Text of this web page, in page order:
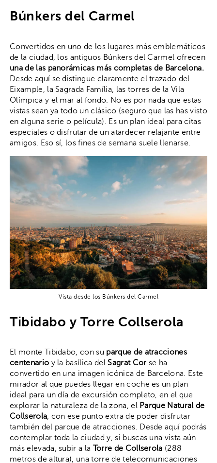
Búnkers del Carmel
Convertidos en uno de los lugares más emblemáticos
de la ciudad, los antiguos Búnkers del Carmel ofrecen
una de las panorámicas más completas de Barcelona.
Desde aquí se distingue claramente el trazado del
Eixample, la Sagrada Família, las torres de la Vila
Olímpica y el mar al fondo. No es por nada que estas
vistas sean ya todo un clásico (seguro que las has visto
en alguna serie o película). Es un plan ideal para citas
especiales o disfrutar de un atardecer relajante entre
amigos. Eso sí, los fines de semana suele llenarse.
Vista desde los Búnkers del Carmel
Tibidabo y Torre Collserola
El monte Tibidabo, con su parque de atracciones
centenario y la basílica delSagrat Cor se ha
convertido en una imagen icónica de Barcelona. Este
mirador al que puedes llegar en coche es un plan
ideal para un día de excursión completo, en el que
explorar la naturaleza de la zona, el Parque Natural de
Collserola, con ese punto extra de poder disfrutar
también del parque de atracciones. Desde aquí podrás
contemplar toda la ciudad y, si buscas una vista aún
más elevada, subir a la
Torre de Collserola (288
metros de altura), una torre de telecomunicaciones